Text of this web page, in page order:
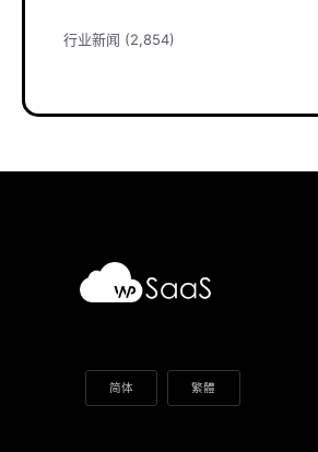
行业新闻 (2,854)
简体 繁體